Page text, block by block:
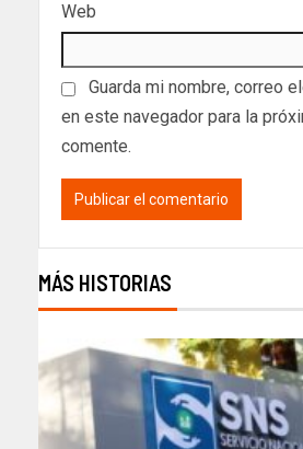
Web
Guarda mi nombre, correo
en este navegador para la
comente.
MÁS HISTORIAS